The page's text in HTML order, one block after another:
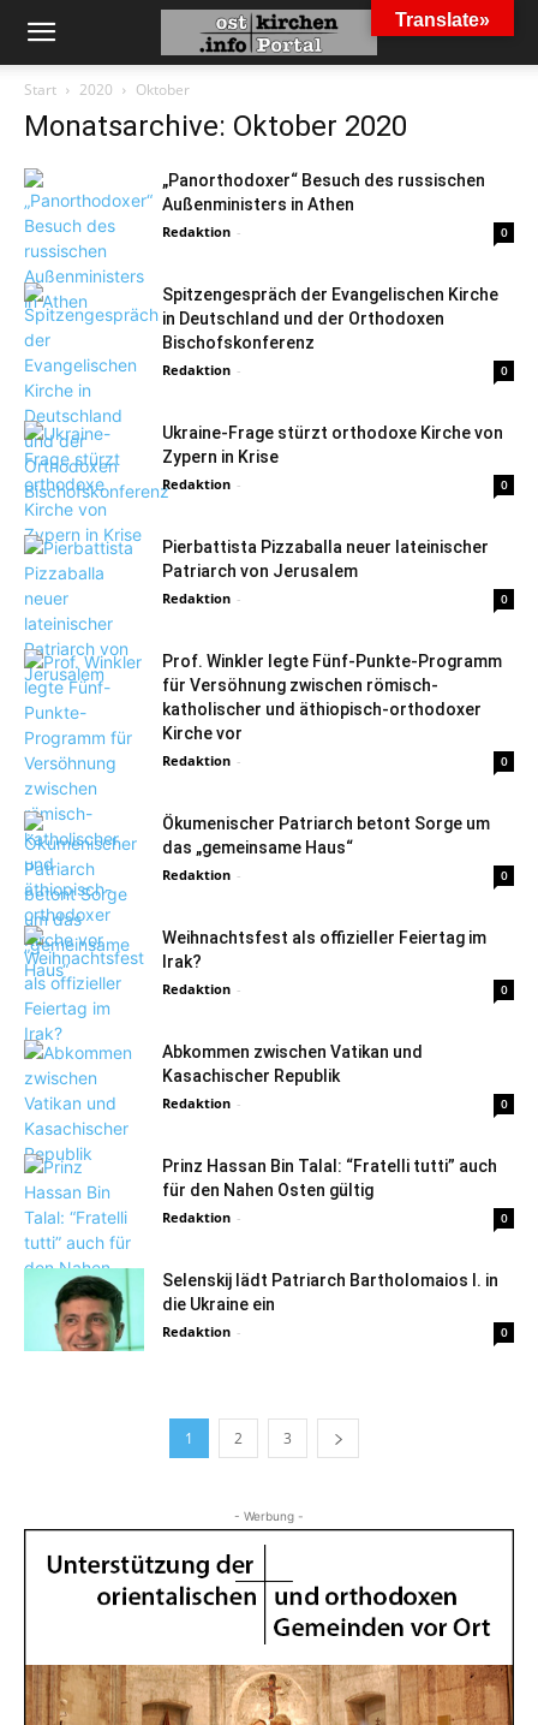
Start 2020 Oktober
Monatsarchive: Oktober 2020
„Panorthodoxer“ Besuch des russischen
Außenministers in Athen
Redaktion - 0
Spitzengespräch der Evangelischen Kirche
in Deutschland und der Orthodoxen
Bischofskonferenz
Redaktion - 0
Ukraine-Frage stürzt orthodoxe Kirche von
Zypern in Krise
Redaktion - 0
Pierbattista Pizzaballa neuer lateinischer
Patriarch von Jerusalem
Redaktion - 0
Prof. Winkler legte Fünf-Punkte-Programm
für Versöhnung zwischen römisch-
katholischer und äthiopisch-orthodoxer
Kirche vor
Redaktion - 0
Ökumenischer Patriarch betont Sorge um
das „gemeinsame Haus“
Redaktion - 0
Weihnachtsfest als offizieller Feiertag im
Irak?
Redaktion - 0
Abkommen zwischen Vatikan und
Kasachischer Republik
Redaktion - 0
Prinz Hassan Bin Talal: “Fratelli tutti” auch
für den Nahen Osten gültig
Redaktion - 0
Selenskij lädt Patriarch Bartholomaios I. in
die Ukraine ein
Redaktion - 0
1 2 3
- Werbung -
Translate»